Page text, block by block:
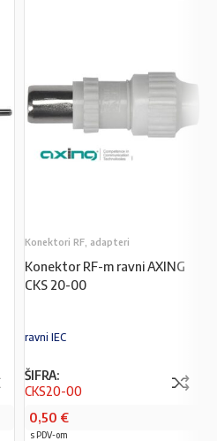
Konektori RF, adapteri
Konektor RF-m ravni AXING
CKS 20-00
ravni IEC
ŠIFRA:
CKS20-00
0,50 €
s PDV-om